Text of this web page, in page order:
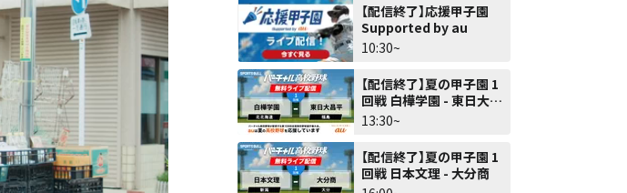
【配信終了】応援甲子園
Supported by au
10:30~
【配信終了】夏の甲子園 1
回戦 白樺学園 - 東日大昌
平
13:30~
【配信終了】夏の甲子園 1
回戦 日本文理 - 大分商